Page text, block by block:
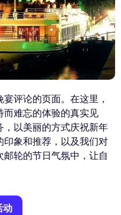
评论的页面。在这里，
而难忘的体验的真实见
以美丽的方式庆祝新年
象和推荐，以及我们对
轮的节日气氛中，让自
动